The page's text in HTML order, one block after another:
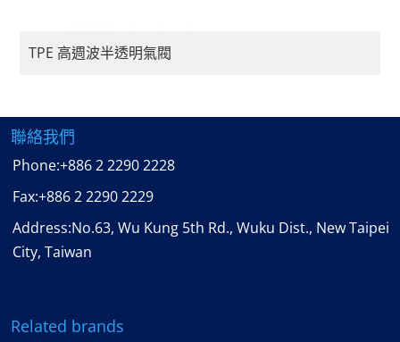
TPE 高週波半透明氣閥
聯絡我們
Phone:+886 2 2290 2228
Fax:+886 2 2290 2229
Address:No.63, Wu Kung 5th Rd., Wuku Dist., New Taipei
City, Taiwan
Related brands